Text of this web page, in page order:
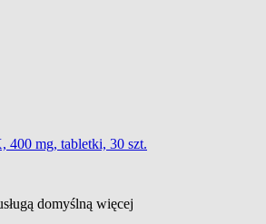
mg, tabletki, 30 szt.
domyślną więcej